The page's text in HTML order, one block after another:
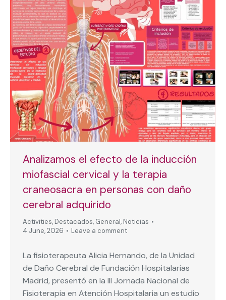
Analizamos el efecto de la inducción
miofascial cervical y la terapia
craneosacra en personas con daño
cerebral adquirido
Activities, Destacados, General, Noticias
4 June, 2026
Leave a comment
La fisioterapeuta Alicia Hernando, de la Unidad
de Daño Cerebral de Fundación Hospitalarias
Madrid, presentó en la III Jornada Nacional de
Fisioterapia en Atención Hospitalaria un estudio